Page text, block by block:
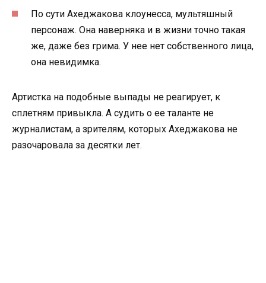
По сути Ахеджакова клоунесса, мультяшный
персонаж. Она наверняка и в жизни точно такая
же, даже без грима. У нее нет собственного лица,
она невидимка.
Артистка на подобные выпады не реагирует, к
сплетням привыкла. А судить о ее таланте не
журналистам, а зрителям, которых Ахеджакова не
разочаровала за десятки лет.